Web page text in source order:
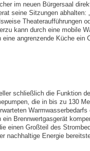
im neuen Bürgersaal
seine Sitzungen abhalten:
Theateraufführungen
kann durch eine mobile
angrenzende Küche ein
schließlich die Funktion
die in bis zu 130
Brennwertgasgerät
einen Großteil des
nachhaltige Energie